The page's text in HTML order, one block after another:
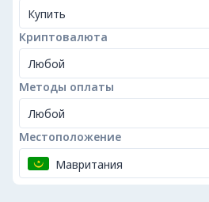
Купить
Криптовалюта
Любой
Методы оплаты
Любой
Местоположение
Мавритания